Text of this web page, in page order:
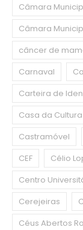
Câmara
Câmara
câncer de
Carnaval
Carteira de
Casa da
Castramóvel
CEF
Célio
Centro
Cerejeiras
Céus Abertos